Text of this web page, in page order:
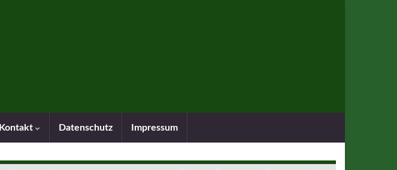
Kontakt Datenschutz Impressum